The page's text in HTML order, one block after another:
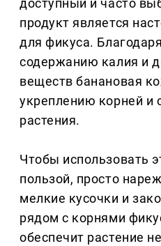
доступный и часто
продукт является
для фикуса.
содержанию калия и
веществ банановая
укреплению корней и
растения.
Чтобы использовать
пользой, просто
мелкие кусочки и
рядом с корнями
обеспечит растение